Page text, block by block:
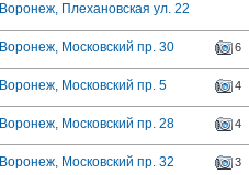
Воронеж, Плехановская ул. 22
Воронеж, Московский пр. 30 6
Воронеж, Московский пр. 5 4
Воронеж, Московский пр. 28 4
Воронеж, Московский пр. 32 3